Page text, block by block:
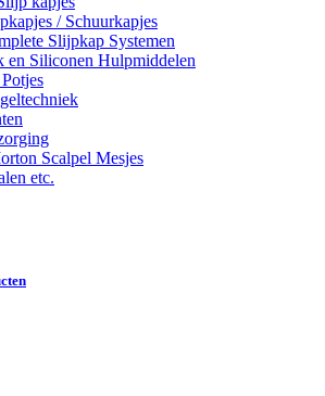
/ Schuurkapjes
Slijpkap Systemen
en Siliconen Hulpmiddelen
Scalpel Mesjes
etc.